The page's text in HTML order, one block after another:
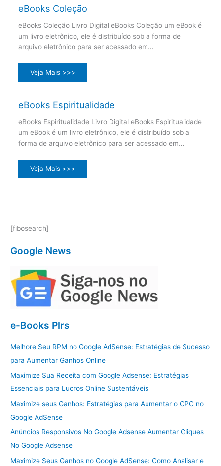
eBooks Coleção
eBooks Coleção Livro Digital eBooks Coleção um eBook é
um livro eletrônico, ele é distribuído sob a forma de
arquivo eletrônico para ser acessado em…
Veja Mais >>>
eBooks Espiritualidade
eBooks Espiritualidade Livro Digital eBooks Espiritualidade
um eBook é um livro eletrônico, ele é distribuído sob a
forma de arquivo eletrônico para ser acessado em…
Veja Mais >>>
[fibosearch]
Google News
e-Books Plrs
Melhore Seu RPM no Google AdSense: Estratégias de Sucesso
para Aumentar Ganhos Online
Maximize Sua Receita com Google Adsense: Estratégias
Essenciais para Lucros Online Sustentáveis
Maximize seus Ganhos: Estratégias para Aumentar o CPC no
Google AdSense
Anúncios Responsivos No Google Adsense Aumentar Cliques
No Google Adsense
Maximize Seus Ganhos no Google AdSense: Como Analisar e